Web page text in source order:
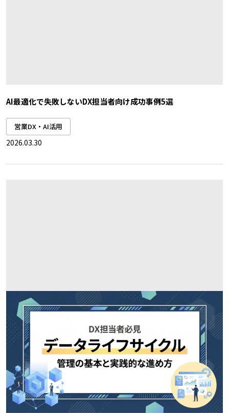
AI最適化で失敗しないDX担当者向け成功事例5選
営業DX・AI活用
2026.03.30